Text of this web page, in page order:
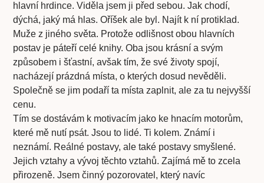
hlavní hrdince. Viděla jsem ji před sebou. Jak chodí,
dýchá, jaký má hlas. Oříšek ale byl. Najít k ní protiklad.
Muže z jiného světa. Protože odlišnost obou hlavních
postav je páteří celé knihy. Oba jsou krásní a svým
způsobem i šťastní, avšak tím, že své životy spojí,
nacházejí prázdná místa, o kterých dosud nevěděli.
Společně se jim podaří ta místa zaplnit, ale za tu nejvyšší
cenu.
Tím se dostávám k motivacím jako ke hnacím motorům,
které mě nutí psát. Jsou to lidé. Ti kolem. Známí i
neznámí. Reálné postavy, ale také postavy smyšlené.
Jejich vztahy a vývoj těchto vztahů. Zajímá mě to zcela
přirozeně. Jsem činný pozorovatel, který navíc